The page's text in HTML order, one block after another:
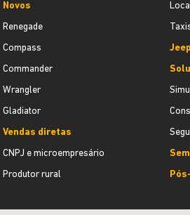
Novos
Renegade
Compass
Commander
Wrangler
Gladiator
Vendas diretas
CNPJ e microempresário
Produtor rural